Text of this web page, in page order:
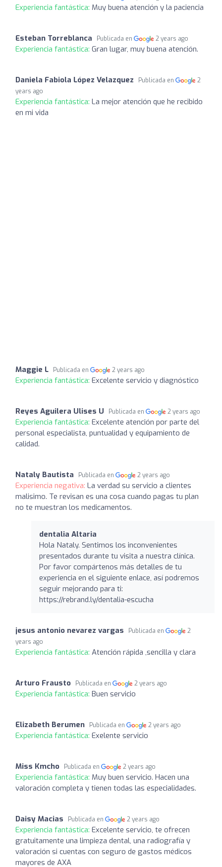
Experiencia fantástica: Muy buena atención y la paciencia
Esteban Torreblanca Publicada en 2 years ago
Experiencia fantástica: Gran lugar, muy buena atención.
Daniela Fabiola López Velazquez Publicada en
2
years ago
Experiencia fantástica: La mejor atención que he recibido
en mi vida
Maggie L Publicada en 2 years ago
Experiencia fantástica: Excelente servicio y diagnóstico
Reyes Aguilera Ulises U Publicada en 2 years ago
Experiencia fantástica: Excelente atención por parte del
personal especialista, puntualidad y equipamiento de
calidad.
Nataly Bautista Publicada en 2 years ago
Experiencia negativa: La verdad su servicio a clientes
malisimo. Te revisan es una cosa cuando pagas tu plan
no te muestran los medicamentos.
dentalia Altaria
Hola Nataly. Sentimos los inconvenientes
presentados durante tu visita a nuestra clínica.
Por favor compártenos más detalles de tu
experiencia en el siguiente enlace, así podremos
seguir mejorando para ti:
https://rebrand.ly/dentalia-escucha
jesus antonio nevarez vargas Publicada en
2
years ago
Experiencia fantástica: Atención rápida ,sencilla y clara
Arturo Frausto Publicada en 2 years ago
Experiencia fantástica: Buen servicio
Elizabeth Berumen Publicada en 2 years ago
Experiencia fantástica: Exelente servicio
Miss Kmcho Publicada en 2 years ago
Experiencia fantástica: Muy buen servicio. Hacen una
valoración completa y tienen todas las especialidades.
Daisy Macias Publicada en 2 years ago
Experiencia fantástica: Excelente servicio, te ofrecen
gratuitamente una limpieza dental, una radiografía y
valoración si cuentas con seguro de gastos médicos
mayores de AXA